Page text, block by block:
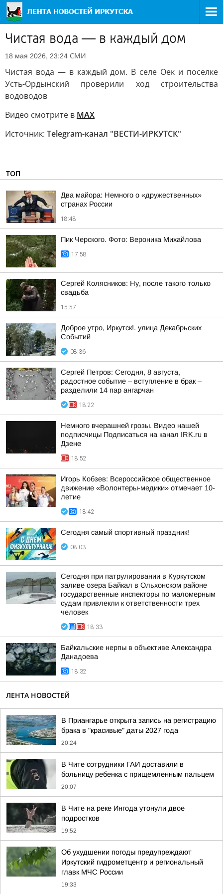
Чистая вода — в каждый дом
18 мая 2026, 23:24 СМИ
Чистая вода — в каждый дом. В селе Оек и поселке
Усть-Ордынский проверили ход строительства
водоводов
Видео смотрите в MAX
Источник: Telegram-канал "ВЕСТИ-ИРКУТСК"
ТОП
Два майора: Немного о «дружественных»
странах России
18:48
Пик Черского. Фото: Вероника Михайлова
17:58
Сергей Колясников: Ну, после такого только
свадьба
15:57
Доброе утро, Иркутск!. улица Декабрьских
Событий
08:36
Сергей Петров: Сегодня, 8 августа,
радостное событие – вступление в брак –
разделили 14 пар ангарчан
18:22
Немного вчерашней грозы. Видео нашей
подписчицы Подписаться на канал IRK.ru в
Дзене
18:52
Игорь Кобзев: Всероссийское общественное
движение «Волонтеры-медики» отмечает 10-
летие
18:42
Сегодня самый спортивный праздник!
08:03
Сегодня при патрулировании в Куркутском
заливе озера Байкал в Ольхонском районе
государственные инспекторы по маломерным
судам привлекли к ответственности трех
человек
18:33
Байкальские нерпы в объективе Александра
Данадоева
18:32
ЛЕНТА НОВОСТЕЙ
В Приангарье открыта запись на регистрацию
брака в "красивые" даты 2027 года
20:24
В Чите сотрудники ГАИ доставили в
больницу ребенка с прищемленным пальцем
20:07
В Чите на реке Ингода утонули двое
подростков
19:52
Об ухудшении погоды предупреждают
Иркутский гидрометцентр и региональный
главк МЧС России
19:33